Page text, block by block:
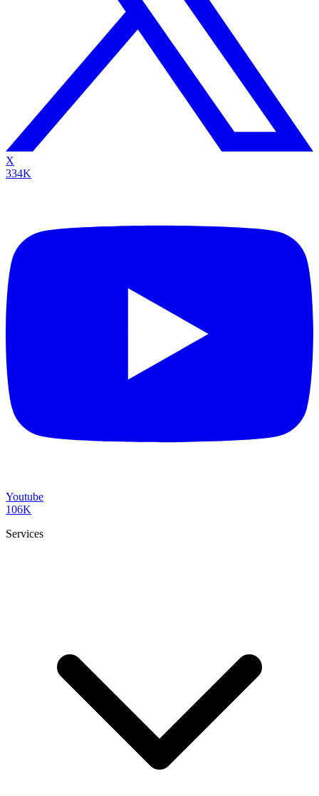
X
334K
Youtube
106K
Services